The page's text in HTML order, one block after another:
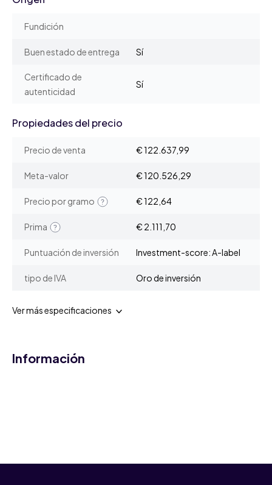
Fundición
Buen estado de entrega Sí
Certificado de
autenticidad
Sí
Propiedades del precio
Precio de venta € 122.637,99
Meta-valor € 120.526,29
Precio por gramo € 122,64
Prima € 2.111,70
Puntuación de inversión Investment-score: A-label
tipo de IVA Oro de inversión
Ver más especificaciones
Información